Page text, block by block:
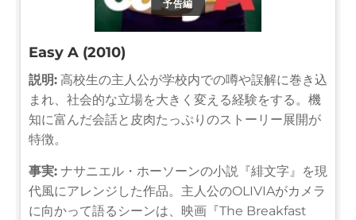
予告編
Easy A (2010)
説明: 高校生の主人公が学校内での噂や誤解に巻き込
まれ、社会的な立場を大きく変える経験をする。機
知に富んだ会話と皮肉たっぷりのストーリー展開が
特徴。
事実: ナサニエル・ホーソーンの小説『緋文字』を現
代風にアレンジした作品。主人公のOLIVIAがカメラ
に向かって語るシーンは、映画『The Breakfast